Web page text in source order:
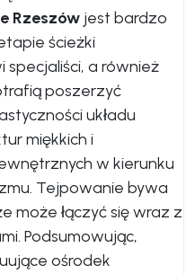
Rzeszów jest bardzo
ścieżki
a również
poszerzyć
układu
miękkich i
w kierunku
Tejpowanie bywa
może łączyć się wraz z
Podsumowując,
ośrodek